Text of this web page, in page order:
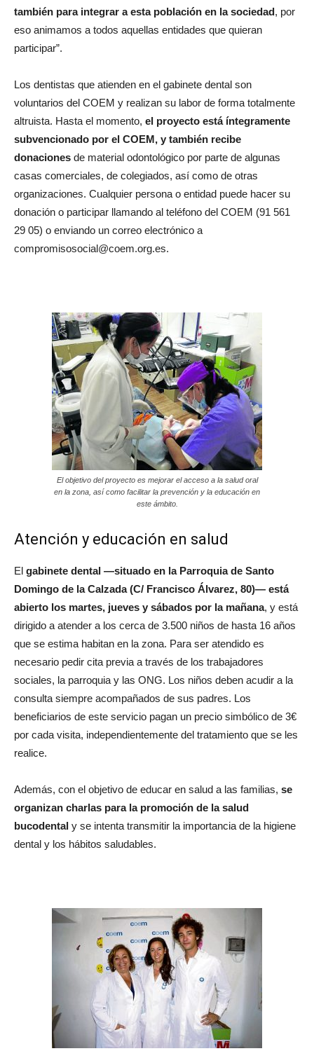
también para integrar a esta población en la sociedad, por
eso animamos a todos aquellas entidades que quieran
participar”.
Los dentistas que atienden en el gabinete dental son
voluntarios del COEM y realizan su labor de forma totalmente
altruista. Hasta el momento, el proyecto está íntegramente
subvencionado por el COEM, y también recibe
donaciones de material odontológico por parte de algunas
casas comerciales, de colegiados, así como de otras
organizaciones. Cualquier persona o entidad puede hacer su
donación o participar llamando al teléfono del COEM (91 561
29 05) o enviando un correo electrónico a
compromisosocial@coem.org.es.
El objetivo del proyecto es mejorar el acceso a la salud oral
en la zona, así como facilitar la prevención y la educación en
este ámbito.
Atención y educación en salud
El gabinete dental —situado en la Parroquia de Santo
Domingo de la Calzada (C/ Francisco Álvarez, 80)— está
abierto los martes, jueves y sábados por la mañana, y está
dirigido a atender a los cerca de 3.500 niños de hasta 16 años
que se estima habitan en la zona. Para ser atendido es
necesario pedir cita previa a través de los trabajadores
sociales, la parroquia y las ONG. Los niños deben acudir a la
consulta siempre acompañados de sus padres. Los
beneficiarios de este servicio pagan un precio simbólico de 3€
por cada visita, independientemente del tratamiento que se les
realice.
Además, con el objetivo de educar en salud a las familias, se
organizan charlas para la promoción de la salud
bucodental y se intenta transmitir la importancia de la higiene
dental y los hábitos saludables.